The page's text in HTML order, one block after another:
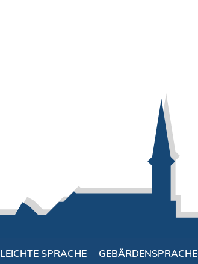
LEICHTE SPRACHE GEBÄRDENSPRACHE